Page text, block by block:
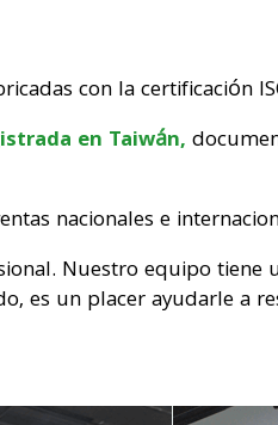
con la certificación
en Taiwán,
nacionales e
Nuestro equipo tiene
es un placer ayudarle a